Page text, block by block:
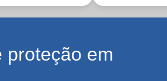
proteção em